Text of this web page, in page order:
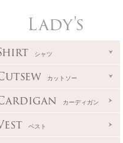
Lady's
シャツ
カットソー
カーディガン
ベスト